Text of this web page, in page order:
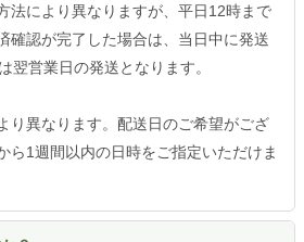
法により異なりますが、平日12時まで
確認が完了した場合は、当日中に発送
翌営業日の発送となります。
り異なります。配送日のご希望がござ
ら1週間以内の日時をご指定いただけま